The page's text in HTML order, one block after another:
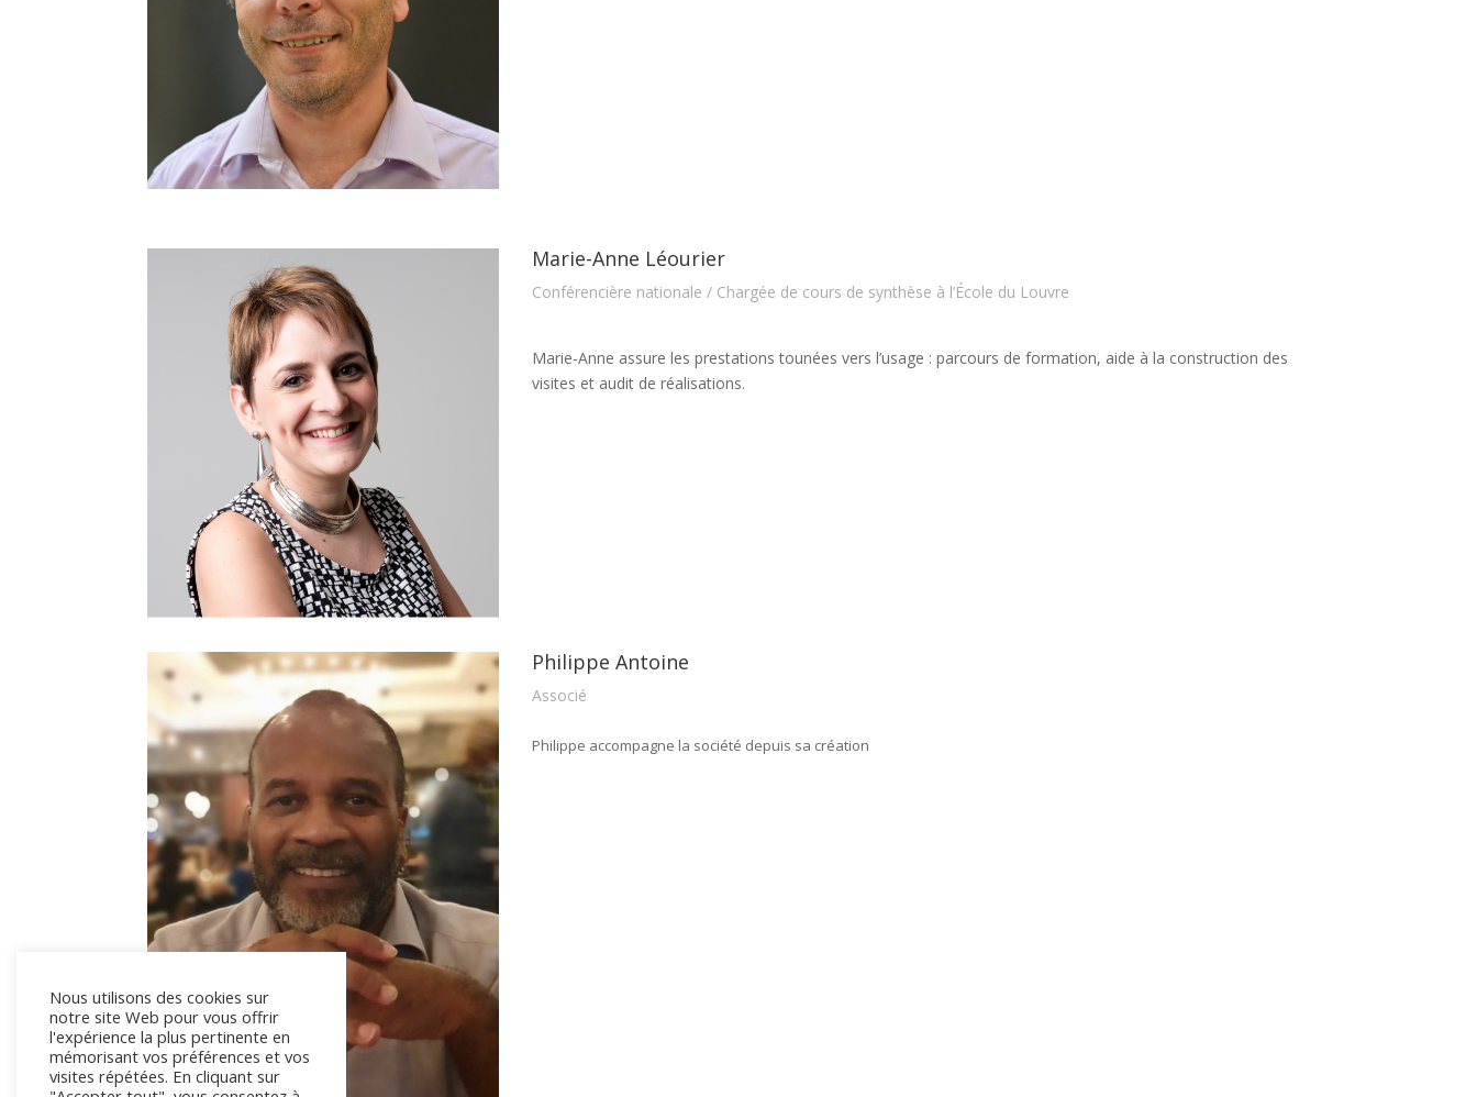
Marie-Anne Léourier
Conférencière nationale / Chargée de cours de synthèse à l’École du Louvre
Marie-Anne assure les prestations tounées vers l’usage : parcours de formation, aide à la construction des
visites et audit de réalisations.
Philippe Antoine
Associé
Philippe accompagne la société depuis sa création
Nous utilisons des cookies sur
notre site Web pour vous offrir
l'expérience la plus pertinente en
mémorisant vos préférences et vos
visites répétées. En cliquant sur